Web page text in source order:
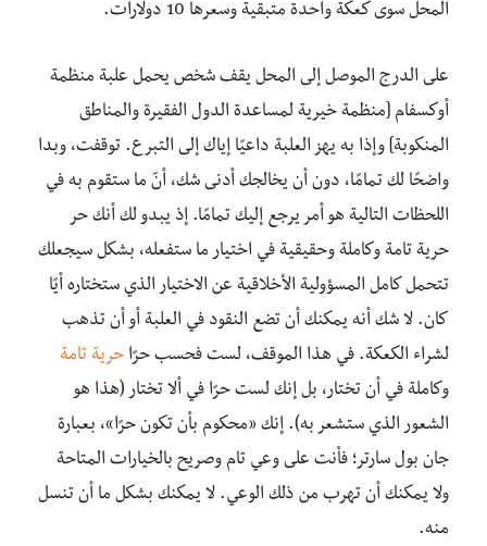
المحل سوى كعكة واحدة متبقية وسعرها 10 دولارات.
على الدرج الموصل إلى المحل يقف شخص يحمل علبة منظمة
أوكسفام [منظمة خيرية لمساعدة الدول الفقيرة والمناطق
المنكوبة] وإذا به يهز العلبة داعيًا إياك إلى التبرع. توقفت، وبدا
واضحًا لك تمامًا، دون أن يخالجك أدنى شك، أنّ ما ستقوم به في
اللحظات التالية هو أمر يرجع إليك تمامًا. إذ يبدو لك أنك حر
حرية تامة وكاملة وحقيقية في اختيار ما ستفعله، بشكل سيجعلك
تتحمل كامل المسؤولية الأخلاقية عن الاختيار الذي ستختاره أيًا
كان. لا شك أنه يمكنك أن تضع النقود في العلبة أو أن تذهب
لشراء الكعكة. في هذا الموقف، لست فحسب حرًا حرية تامة
وكاملة في أن تختار، بل إنك لست حرًا في ألا تختار (هذا هو
الشعور الذي ستشعر به). إنك «محكوم بأن تكون حرًا»، بعبارة
جان بول سارتر؛ فأنت على وعي تام وصريح بالخيارات المتاحة
ولا يمكنك أن تهرب من ذلك الوعي. لا يمكنك بشكل ما أن تنسل
منه.